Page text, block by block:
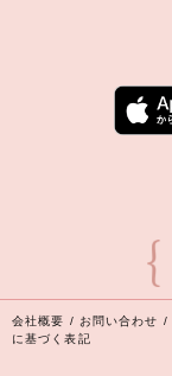
会社概要 / お問い合わせ /
に基づく表記